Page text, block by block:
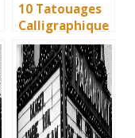
10 Tatouages
Calligraphique
s : Citations et
Phrases
Uniques pour
immortaliser
vos amitiés